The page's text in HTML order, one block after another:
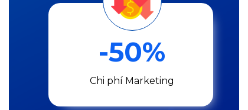
-50%
Chi phí Marketing